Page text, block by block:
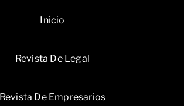
Inicio
Revista De Legal
Revista De Empresarios